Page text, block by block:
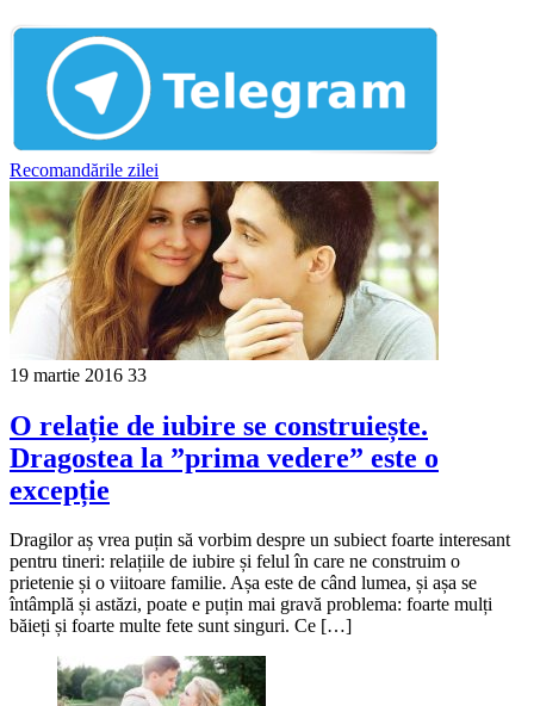
Recomandările zilei
19 martie 2016 33
O relație de iubire se construiește.
Dragostea la ”prima vedere” este o
excepție
Dragilor aș vrea puțin să vorbim despre un subiect foarte interesant
pentru tineri: relațiile de iubire și felul în care ne construim o
prietenie și o viitoare familie. Așa este de când lumea, și așa se
întâmplă și astăzi, poate e puțin mai gravă problema: foarte mulți
băieți și foarte multe fete sunt singuri. Ce […]